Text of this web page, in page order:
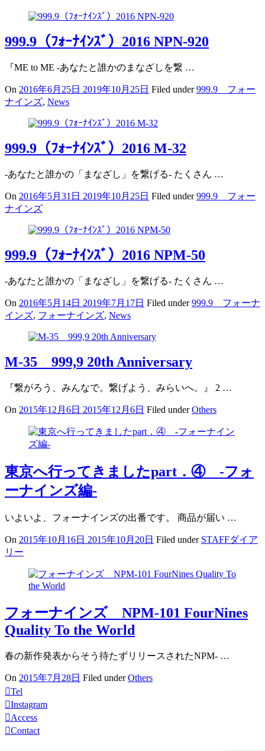
999.9（ﾌｫｰﾅｲﾝｽﾞ）2016 NPN-920
『ME to ME -あなたと誰かのまなざしを繋 …
On 2016年6月25日 2019年10月25日 Filed under999.9 フォー
ナインズ, News
999.9（ﾌｫｰﾅｲﾝｽﾞ）2016 M-32
-あなたと誰かの「まなざし」を繋げる- たくさん …
On 2016年5月31日 2019年10月25日 Filed under999.9 フォー
ナインズ
999.9（ﾌｫｰﾅｲﾝｽﾞ）2016 NPM-50
-あなたと誰かの「まなざし」を繋げる- たくさん …
On 2016年5月14日 2019年7月17日 Filed under999.9 フォーナ
インズ, フォーナインズ, News
M-35 999,9 20th Anniversary
『繋がろう、みんなで。繋げよう、みらいへ。』 2 …
On 2015年12月6日 2015年12月6日 Filed underOthers
東京へ行ってきましたpart．④ -フォ
ーナインズ編-
いよいよ、フォーナインズの出番です。 商品が届い …
On 2015年10月16日 2015年10月20日 Filed under STAFFダイア
リー
フォーナインズ NPM-101 FourNines
Quality To the World
春の新作発表からそう待たずリリースされたNPM- …
On 2015年7月28日 Filed underOthers
Tel
Instagram
Access
Contact